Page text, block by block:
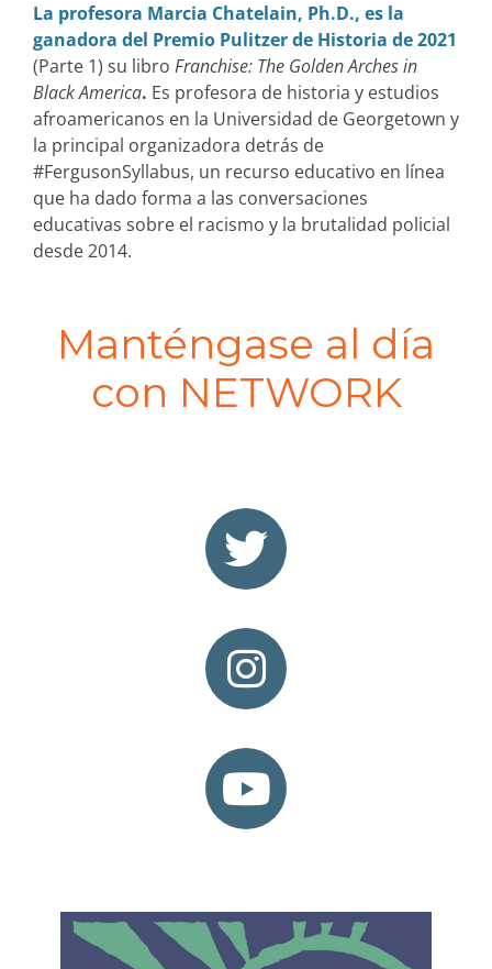
La profesora Marcia Chatelain, Ph.D., es la
ganadora del Premio Pulitzer de Historia de 2021
(Parte 1) su libro Franchise: The Golden Arches in
Black America. Es profesora de historia y estudios
afroamericanos en la Universidad de Georgetown y
la principal organizadora detrás de
#FergusonSyllabus, un recurso educativo en línea
que ha dado forma a las conversaciones
educativas sobre el racismo y la brutalidad policial
desde 2014.
Manténgase al día
con NETWORK